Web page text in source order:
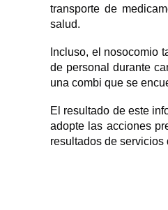
transporte de
salud.
Incluso, el nosocomio
de personal durante
una combi que se
El resultado de este
adopte las acciones
resultados de servicios